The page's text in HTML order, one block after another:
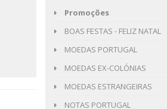
Promoções
BOAS FESTAS - FELIZ NATAL
MOEDAS PORTUGAL
MOEDAS EX-COLÓNIAS
MOEDAS ESTRANGEIRAS
NOTAS PORTUGAL